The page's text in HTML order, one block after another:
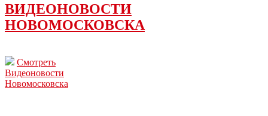
ВИДЕОНОВОСТИ
НОВОМОСКОВСКА
Смотреть
Видеоновости
Новомосковска